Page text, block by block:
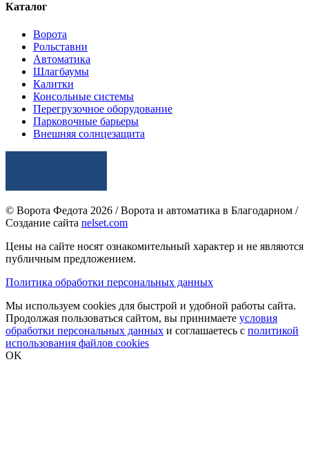
Каталог
Ворота
Рольставни
Автоматика
Шлагбаумы
Калитки
Консольные системы
Перегрузочное оборудование
Парковочные барьеры
Внешняя солнцезащита
© Ворота Федота 2026 / Ворота и автоматика в Благодарном /
Создание сайта nelset.com
Цены на сайте носят ознакомительный характер и не являются
публичным предложением.
Политика обработки персональных данных
Мы используем cookies для быстрой и удобной работы сайта.
Продолжая пользоваться сайтом, вы принимаете условия
обработки персональных данных и соглашаетесь с политикой
использования файлов cookies
OK